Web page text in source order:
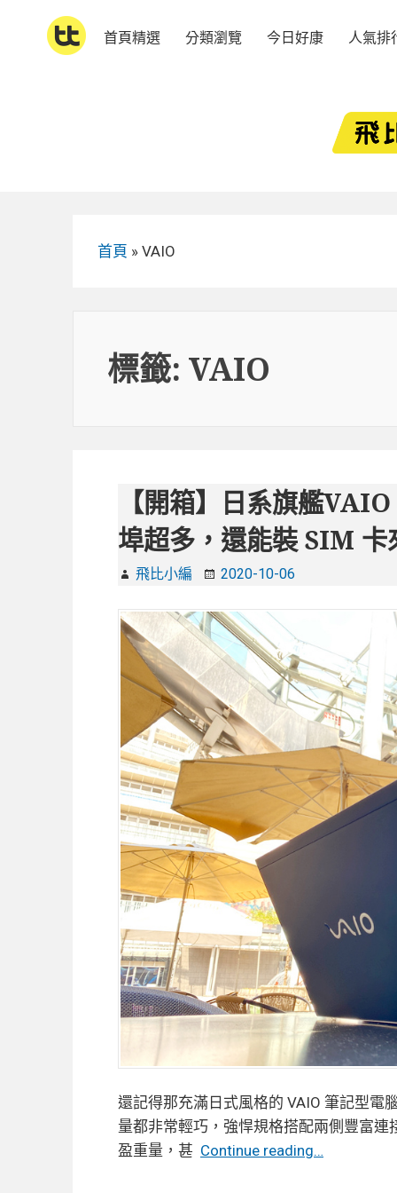
首頁精選 分類瀏覽 今日好康 人氣排
首頁 » VAIO
標籤:VAIO
【開箱】日系旗艦
埠超多，還能裝 SIM 卡
飛比小編 2020-10-06
還記得那充滿日式風格的 VAIO 筆記型電
量都非常輕巧，強悍規格搭配兩側豐富連
盈重量，甚 Continue reading…